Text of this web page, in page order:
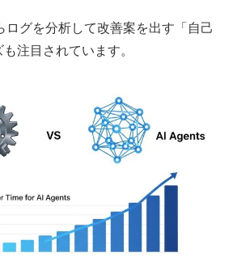
ログを分析して改善案を出す「自己
注目されています。